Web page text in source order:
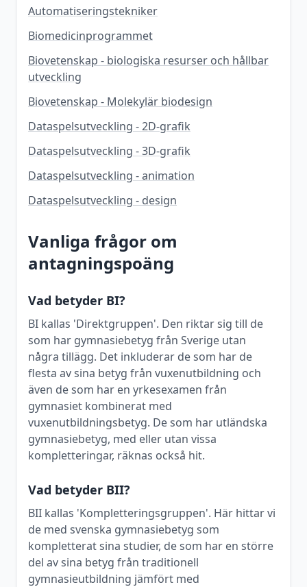
Automatiseringstekniker
Biomedicinprogrammet
Biovetenskap - biologiska resurser och hållbar
utveckling
Biovetenskap - Molekylär biodesign
Dataspelsutveckling - 2D-grafik
Dataspelsutveckling - 3D-grafik
Dataspelsutveckling - animation
Dataspelsutveckling - design
Vanliga frågor om
antagningspoäng
Vad betyder BI?
BI kallas 'Direktgruppen'. Den riktar sig till de
som har gymnasiebetyg från Sverige utan
några tillägg. Det inkluderar de som har de
flesta av sina betyg från vuxenutbildning och
även de som har en yrkesexamen från
gymnasiet kombinerat med
vuxenutbildningsbetyg. De som har utländska
gymnasiebetyg, med eller utan vissa
kompletteringar, räknas också hit.
Vad betyder BII?
BII kallas 'Kompletteringsgruppen'. Här hittar vi
de med svenska gymnasiebetyg som
kompletterat sina studier, de som har en större
del av sina betyg från traditionell
gymnasieutbildning jämfört med